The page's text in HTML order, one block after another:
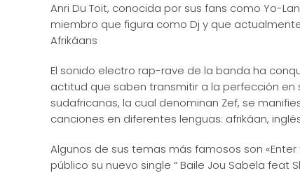
Anri Du Toit, conocida por sus fans como Yo-
miembro que figura como Dj y que actualmente
Afrikáans
El sonido electro rap-rave de la banda ha
actitud que saben transmitir a la perfección en
sudafricanas, la cual denominan Zef, se
canciones en diferentes lenguas: afrikáan,
Algunos de sus temas más famosos son «Enter
público su nuevo single “ Baile Jou Sabela